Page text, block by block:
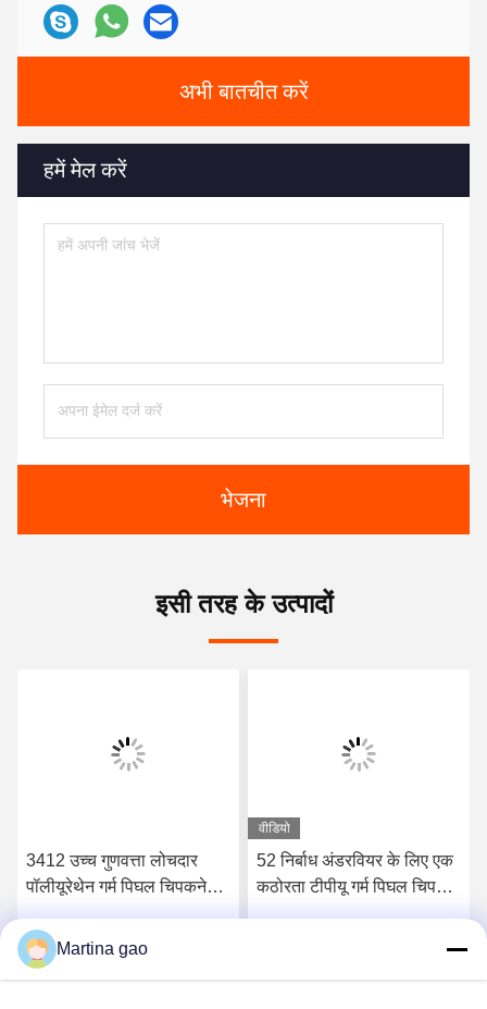
अभी बातचीत करें
हमें मेल करें
भेजना
इसी तरह के उत्पादों
3412 उच्च गुणवत्ता लोचदार
पॉलीयूरेथेन गर्म पिघल चिपकने
सर्वोत्तम मूल्य प्राप्त करें
वीडियो
52 निर्बाध अंडरवियर के लिए एक
कठोरता टीपीयू गर्म पिघल चिपकने
Martina gao